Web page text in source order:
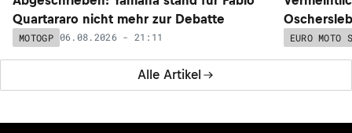
Alle Artikel
Quartararo nicht mehr zur Debatte
MOTOGP 06.08.2026 - 21:11 EURO MOTO